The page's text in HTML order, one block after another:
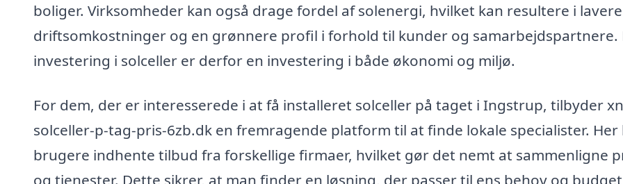
boliger. Virksomheder kan også drage fordel af solenergi, hvilket kan resultere i lavere
driftsomkostninger og en grønnere profil i forhold til kunder og samarbejdspartnere.
investering i solceller er derfor en investering i både økonomi og miljø.
For dem, der er interesserede i at få installeret solceller på taget i Ingstrup, tilbyder
solceller-p-tag-pris-6zb.dk en fremragende platform til at finde lokale specialister. Her
brugere indhente tilbud fra forskellige firmaer, hvilket gør det nemt at sammenligne
og tjenester. Dette sikrer, at man finder en løsning, der passer til ens behov og